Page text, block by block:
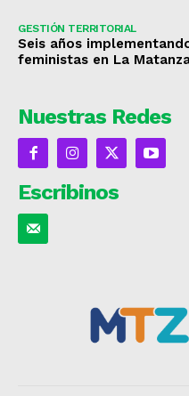
GESTIÓN TERRITORIAL
Seis años
feministas en La
Nuestras Redes
Escribinos